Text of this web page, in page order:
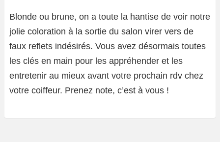
Blonde ou brune, on a toute la hantise de voir notre
jolie coloration à la sortie du salon virer vers de
faux reflets indésirés. Vous avez désormais toutes
les clés en main pour les appréhender et les
entretenir au mieux avant votre prochain rdv chez
votre coiffeur. Prenez note, c’est à vous !